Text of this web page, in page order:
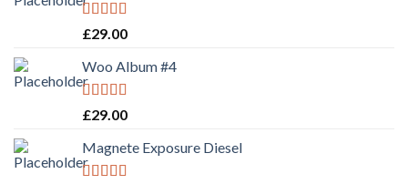
Rated5.00
£29.00
Woo Album #4
Rated5.00
£29.00
Magnete Exposure Diesel